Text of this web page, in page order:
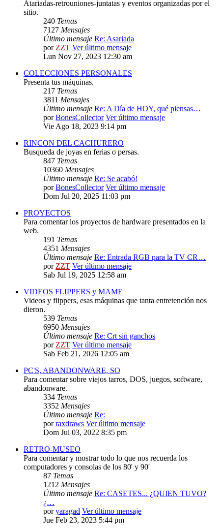
Atariadas-retrouniones-juntatas y eventos organizadas por el
sitio.
240 Temas
7127 Mensajes
Último mensaje Re: Asariada
porZZT Ver último mensaje
Lun Nov 27, 2023 12:30 am
COLECCIONES PERSONALES
Presenta tus máquinas.
217 Temas
3811 Mensajes
Último mensaje Re: A Día de HOY, qué piensas…
porBonesCollector Ver último mensaje
Vie Ago 18, 2023 9:14 pm
RINCON DEL CACHURERO
Busqueda de joyas en ferias o persas.
847 Temas
10360 Mensajes
Último mensaje Re: Se acabó!
porBonesCollector Ver último mensaje
Dom Jul 20, 2025 11:03 pm
PROYECTOS
Para comentar los proyectos de hardware presentados en la
web.
191 Temas
4351 Mensajes
Último mensaje Re: Entrada RGB para la TV CR…
porZZT Ver último mensaje
Sab Jul 19, 2025 12:58 am
VIDEOS FLIPPERS y MAME
Videos y flippers, esas máquinas que tanta entretención nos
dieron.
539 Temas
6950 Mensajes
Último mensaje Re: Crt sin ganchos
porZZT Ver último mensaje
Sab Feb 21, 2026 12:05 am
PC'S, ABANDONWARE, SO
Para comentar sobre viejos tarros, DOS, juegos, software,
abandonware.
334 Temas
3352 Mensajes
Último mensaje Re:
porraxdraws Ver último mensaje
Dom Jul 03, 2022 8:35 pm
RETRO-MUSEO
Para comentar y mostrar todo lo que nos recuerda los
computadores y consolas de los 80' y 90'
87 Temas
1212 Mensajes
Último mensaje Re: CASETES... ¿QUIEN TUVO?
¿…
poryaragad Ver último mensaje
Jue Feb 23, 2023 5:44 pm